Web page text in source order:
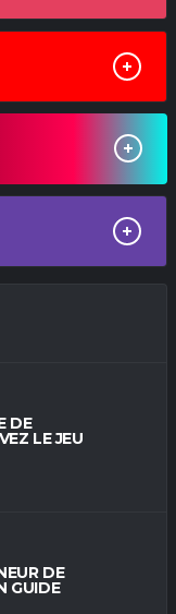
DE
LE JEU
DE
GUIDE